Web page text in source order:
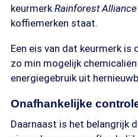
keurmerkRainforest Alliance
koffiemerken staat.
Een eis van dat keurmerk is
zo min mogelijk
energiegebruik uit
Onafhankelijke
Daarnaast is het belangrijk